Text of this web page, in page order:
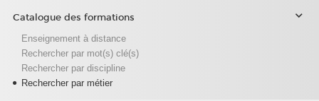
Catalogue des formations
Enseignement à distance
Rechercher par mot(s) clé(s)
Rechercher par discipline
Rechercher par métier